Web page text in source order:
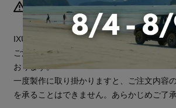
納期について
IXUSのシリーズは基本的に受注生産で製作
ご注文をいただいてから、お届けまで6～
おります。
一度製作に取り掛かりますと、ご注文内容
を承ることはできません。あらかじめご了